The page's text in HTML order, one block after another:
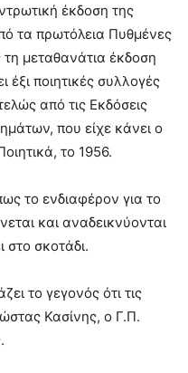
έκδοση της
τα πρωτόλεια Πυθμένες
μεταθανάτια έκδοση
ποιητικές συλλογές
από τις Εκδόσεις
που είχε κάνει ο
το 1956.
το ενδιαφέρον για το
και αναδεικνύονται
στο σκοτάδι.
το γεγονός ότι τις
Κασίνης, ο Γ.Π.